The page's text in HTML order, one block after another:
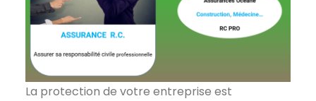
La protection de votre entreprise est